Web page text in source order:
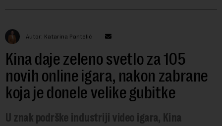
Autor: Katarina Pantelić
Kina daje zeleno svetlo za 105
novih online igara, nakon zabrane
koja je donele velike gubitke
U znak podrške industriji video igara, Kina